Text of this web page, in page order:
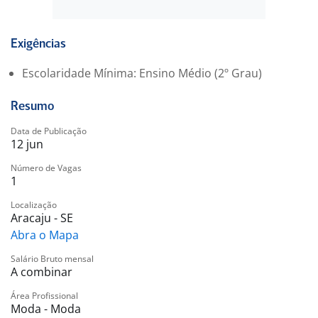
Conferir e realizar embrulho das peças;
de presente);
Entre outras.
Requisitos e qualificações
Ensino médio completo.
Proatividade e energia.
Disposição para aprender.
Ter vontade de crescer.
Oferecemos para esta oportunidade:
Salário fixo;
Exigências
Escolaridade Mínima: Ensino Médio (2º Grau)
Resumo
Data de Publicação
12 jun
Número de Vagas
1
Localização
Aracaju - SE
Abra o Mapa
Salário Bruto mensal
A combinar
Área Profissional
Moda - Moda